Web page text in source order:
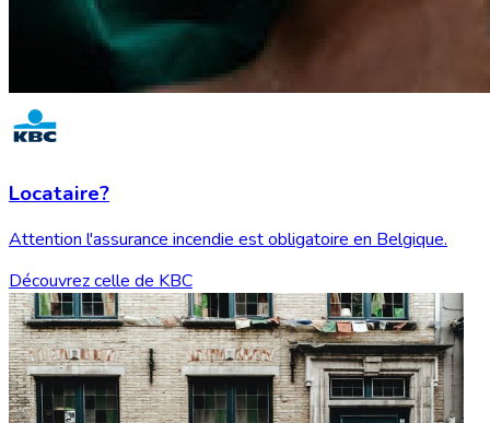
Locataire?
Attention l'assurance incendie est obligatoire en Belgique.
Découvrez celle de KBC